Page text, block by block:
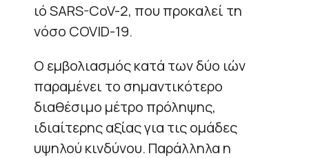
ιό SARS-CoV-2, που προκαλεί τη
νόσο COVID-19.
Ο εμβολιασμός κατά των δύο ιών
παραμένει το σημαντικότερο
διαθέσιμο μέτρο πρόληψης,
ιδιαίτερης αξίας για τις ομάδες
υψηλού κινδύνου. Παράλληλα η